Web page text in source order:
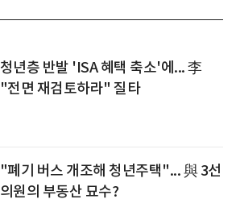
청년층 반발 'ISA 혜택 축소'에... 李
"전면 재검토하라" 질타
"폐기 버스 개조해 청년주택"... 與 3선
의원의 부동산 묘수?